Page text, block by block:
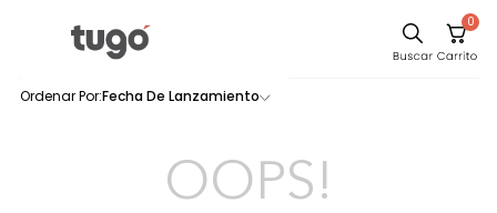
0
Fecha De Lanzamiento
0productos
OOPS!